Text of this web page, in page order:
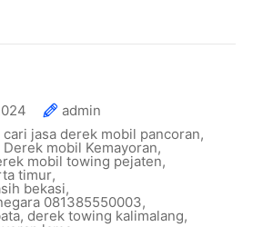
admin
jasa derek mobil pancoran,
mobil Kemayoran,
mobil towing pejaten,
timur,
bekasi,
081385550003,
, derek towing kalimalang,